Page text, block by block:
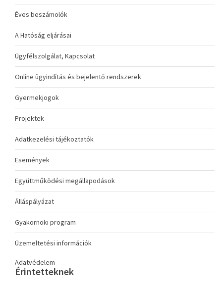
Éves beszámolók
A Hatóság eljárásai
Ügyfélszolgálat, Kapcsolat
Online ügyindítás és bejelentő rendszerek
Gyermekjogok
Projektek
Adatkezelési tájékoztatók
Események
Együttműködési megállapodások
Álláspályázat
Gyakornoki program
Üzemeltetési információk
Adatvédelem
Érintetteknek